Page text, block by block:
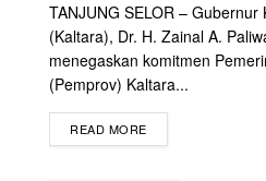
TANJUNG SELOR –
(Kaltara), Dr. H. Zainal A.
menegaskan komitmen
(Pemprov) Kaltara...
READ MORE